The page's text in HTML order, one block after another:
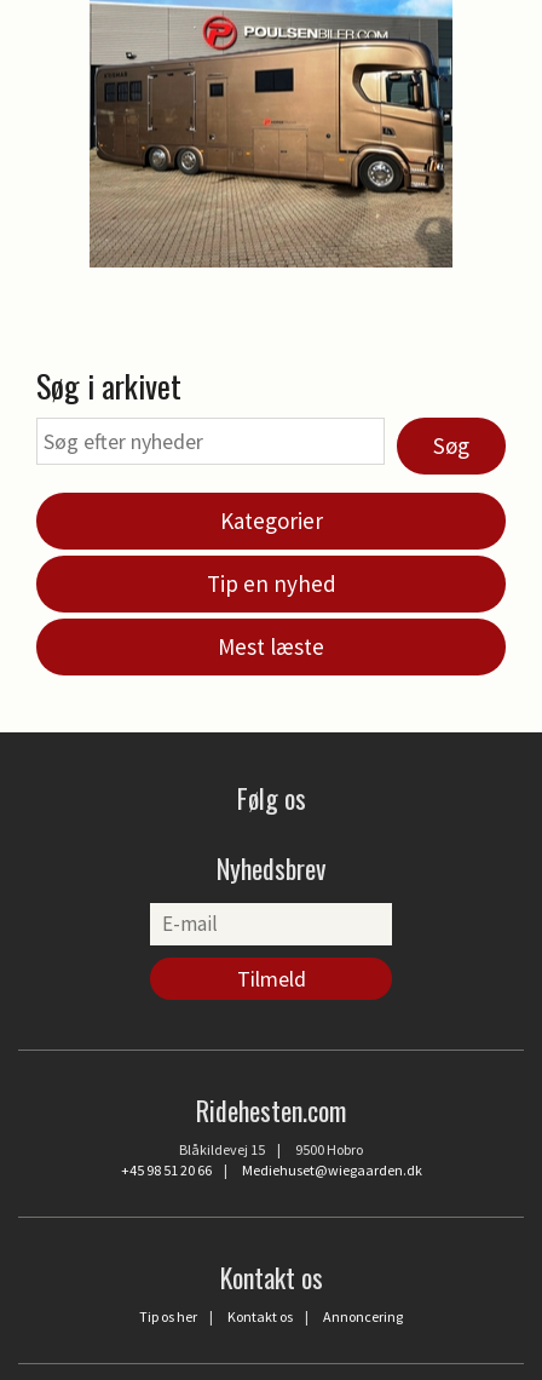
Søg i arkivet
Søg
Kategorier
Tip en nyhed
Mest læste
Følg os
Nyhedsbrev
Ridehesten.com
Blåkildevej 15 | 9500 Hobro
+45 98 51 20 66| Mediehuset@wiegaarden.dk
Kontakt os
Tip os her | Kontakt os | Annoncering